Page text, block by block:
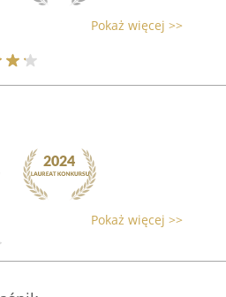
Pokaż więcej >>
Pokaż więcej >>